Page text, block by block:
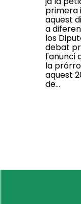
primera
aquest
a
los
debat
l'anunci
la
aquest
de...